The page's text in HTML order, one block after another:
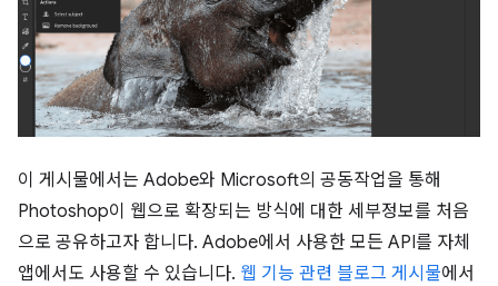
이 게시물에서는 Adobe와 Microsoft의 공동작업을 통해
Photoshop이 웹으로 확장되는 방식에 대한 세부정보를 처음
으로 공유하고자 합니다. Adobe에서 사용한 모든 API를 자체
앱에서도 사용할 수 있습니다. 웹 기능 관련 블로그 게시물에서